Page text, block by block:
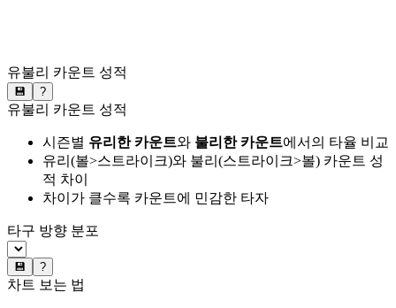
유불리 카운트 성적
💾 ?
유불리 카운트 성적
시즌별 유리한 카운트와 불리한 카운트에서의 타율 비교
유리(볼>스트라이크)와 불리(스트라이크>볼) 카운트 성
적 차이
차이가 클수록 카운트에 민감한 타자
타구 방향 분포
💾 ?
차트 보는 법